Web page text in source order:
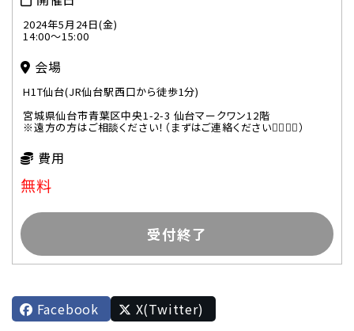
2024年5月24日(金)
14:00～15:00
会場
H1T仙台(JR仙台駅西口から徒歩1分)
宮城県仙台市青葉区中央1-2-3 仙台マークワン12階
※遠方の方はご相談ください！（まずはご連絡ください🙋‍♀️🙋‍♂️）
費用
無料
受付終了
Facebook X(Twitter)